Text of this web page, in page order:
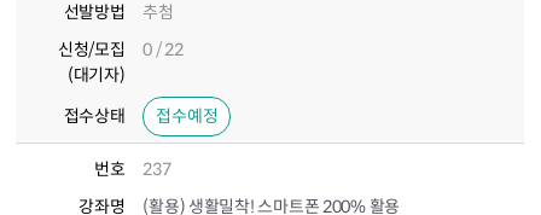
선발방법
추첨
신청/모집
(대기자)
0 / 22
접수상태 접수예정
번호
237
강좌명
(활용) 생활밀착! 스마트폰 200% 활용